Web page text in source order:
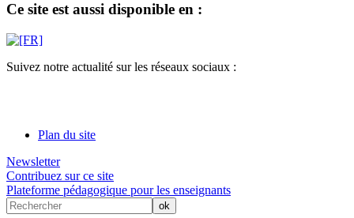
Ce site est aussi disponible en :
Suivez notre actualité sur les réseaux sociaux :
Plan du site
Newsletter
Contribuez sur ce site
Plateforme pédagogique pour les enseignants